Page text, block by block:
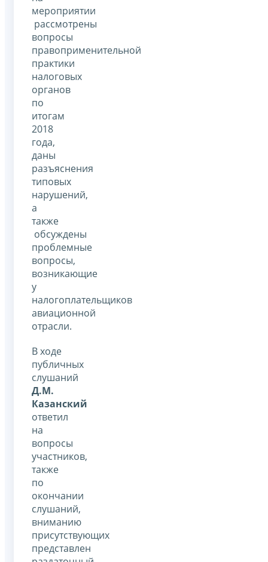
мероприятии
рассмотрены
вопросы
правоприменительной
практики
налоговых
органов
по
итогам
2018
года,
даны
разъяснения
типовых
нарушений,
а
также
обсуждены
проблемные
вопросы,
возникающие
у
налогоплательщиков
авиационной
отрасли.
В ходе
публичных
слушаний
Д.М.
Казанский
ответил
на
вопросы
участников,
также
по
окончании
слушаний,
вниманию
присутствующих
представлен